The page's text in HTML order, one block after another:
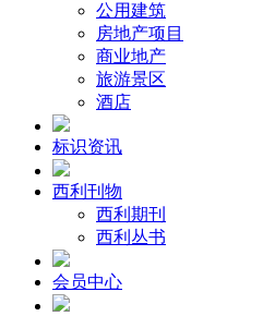
公用建筑
房地产项目
商业地产
旅游景区
酒店
标识资讯
西利刊物
西利期刊
西利丛书
会员中心